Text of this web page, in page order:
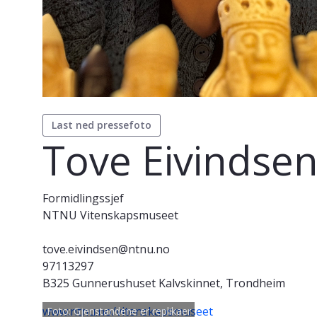
Foto: Gjenstandene er replikaer
Last ned pressefoto
Tove
Formidlingssjef
NTNU Vitenskapsmuseet
tove.eivindsen@ntnu.no
97113297
B325 Gunnerushuset Kalvskinnet, Trondheim
www.ntnu.no/vitenskapsmuseet